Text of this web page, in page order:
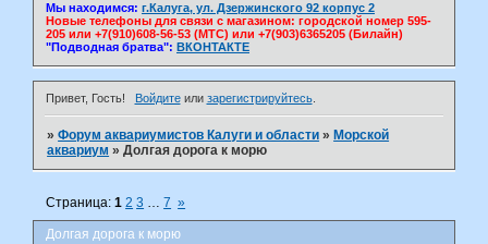
Мы находимся: г.Калуга, ул. Дзержинского 92 корпус 2
Новые телефоны для связи с магазином: городской номер 595-
205 или +7(910)608-56-53 (МТС) или +7(903)6365205 (Билайн)
"Подводная братва": ВКОНТАКТЕ
Привет, Гость! Войдитеили зарегистрируйтесь.
»Форум аквариумистов Калуги и области » Морской
аквариум »Долгая дорога к морю
Долгая дорога к морю
Страница:1 2 3 … 7 »